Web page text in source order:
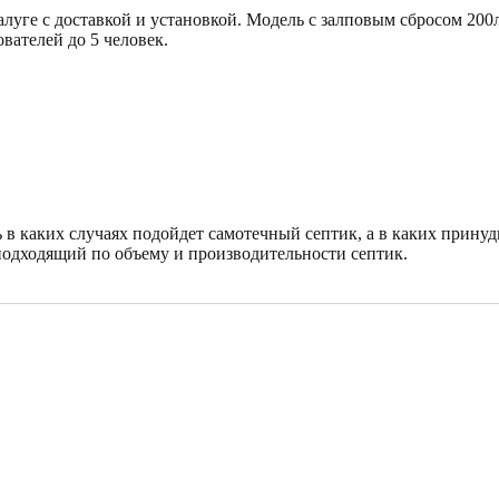
с доставкой и установкой. Модель с залповым сбросом
до 5 человек.
каких случаях подойдет самотечный септик, а в каких
по объему и производительности септик.